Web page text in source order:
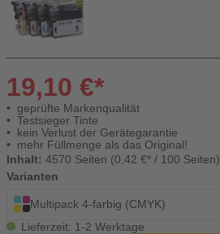
19,10 €*
geprüfte Markenqualität
Testsieger Tinte
kein Verlust der Gerätegarantie
mehr Füllmenge als das Original!
Inhalt: 4570 Seiten (0,42 €* / 100 Seiten)
Varianten
Multipack 4-farbig (CMYK)
Lieferzeit: 1-2 Werktage